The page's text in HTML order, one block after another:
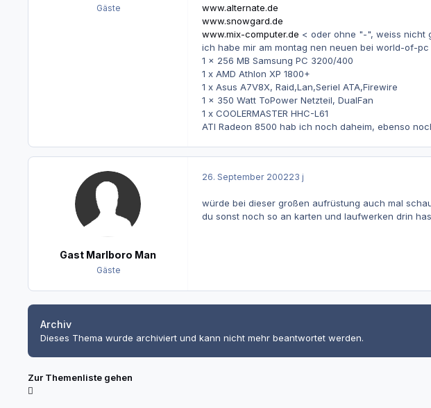
Gäste
www.alternate.de
www.snowgard.de
www.mix-computer.de < oder ohne "-", weiss nicht
ich habe mir am montag nen neuen bei world-of-
1 x 256 MB Samsung PC 3200/400
1 x AMD Athlon XP 1800+
1 x Asus A7V8X, Raid,Lan,Seriel ATA,Firewire
1 x 350 Watt ToPower Netzteil, DualFan
1 x COOLERMASTER HHC-L61
ATI Radeon 8500 hab ich noch daheim, ebenso
Gast Marlboro Man
Gäste
26. September 200223 j
würde bei dieser großen aufrüstung auch mal
du sonst noch so an karten und laufwerken drin
Archiv
Dieses Thema wurde archiviert und kann nicht mehr beantwortet werden.
Zur Themenliste gehen